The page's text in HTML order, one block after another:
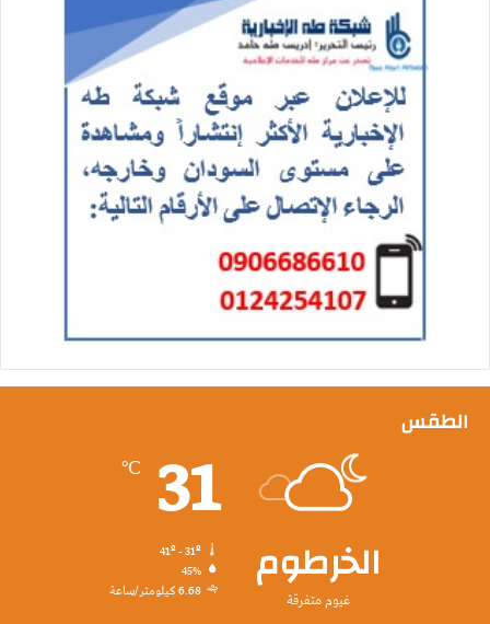
الطقس
الخرطوم
غيوم متفرقة
31
℃
45%
6.68 كيلومتر/ساعة